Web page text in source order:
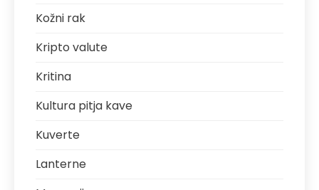
Kožni rak
Kripto valute
Kritina
Kultura pitja kave
Kuverte
Lanterne